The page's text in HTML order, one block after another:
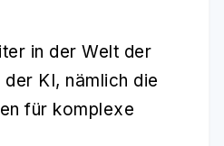
in der Welt der
KI, nämlich die
für komplexe